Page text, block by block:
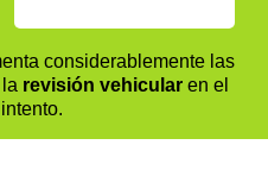
considerablemente las
revisión vehicular en el